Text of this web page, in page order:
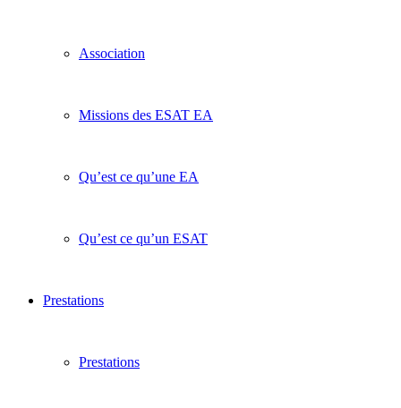
Association
Missions des ESAT EA
Qu’est ce qu’une EA
Qu’est ce qu’un ESAT
Prestations
Prestations